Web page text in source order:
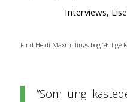
Interviews,
Find Heidi Maxmillings bog ‘Ærlige
”Som ung